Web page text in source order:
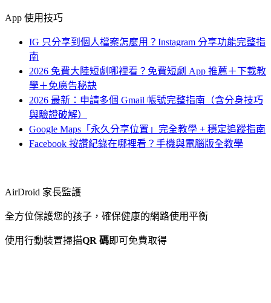
App 使用技巧
IG 只分享到個人檔案怎麼用？Instagram 分享功能完整指
南
2026 免費大陸短劇哪裡看？免費短劇 App 推薦＋下載教
學＋免廣告秘訣
2026 最新：申請多個 Gmail 帳號完整指南（含分身技巧
與驗證破解）
Google Maps「永久分享位置」完全教學 + 穩定追蹤指南
Facebook 按讚紀錄在哪裡看？手機與電腦版全教學
AirDroid 家長監護
全方位保護您的孩子，確保健康的網路使用平衡
使用行動裝置掃描QR 碼即可免費取得